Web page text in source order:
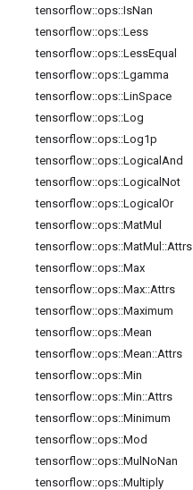
tensorflow::ops::IsNan
tensorflow::ops::Less
tensorflow::ops::LessEqual
tensorflow::ops::Lgamma
tensorflow::ops::LinSpace
tensorflow::ops::Log
tensorflow::ops::Log1p
tensorflow::ops::Logical And
tensorflow::ops::Logical Not
tensorflow::ops::Logical Or
tensorflow::ops::MatMul
tensorflow::ops::MatMul ::Attrs
tensorflow::ops::Max
tensorflow::ops::Max::Attrs
tensorflow::ops::Maximum
tensorflow::ops::Mean
tensorflow::ops::Mean::Attrs
tensorflow::ops::Min
tensorflow::ops::Min::Attrs
tensorflow::ops::Minimum
tensorflow::ops::Mod
tensorflow::ops::Mul NoNan
tensorflow::ops::Multiply